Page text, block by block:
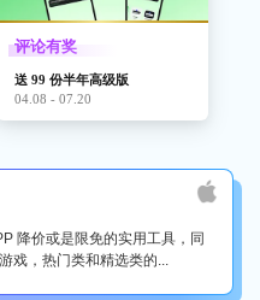
评论有奖
送 99 份半年高级版
04.08 - 07.20
降价或是限免的实用工具，同
戏，热门类和精选类的...